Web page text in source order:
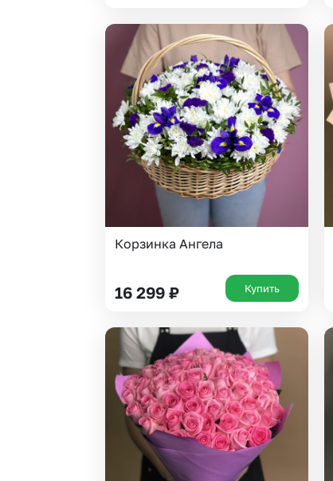
Корзинка Ангела
16 299 ₽ Купить